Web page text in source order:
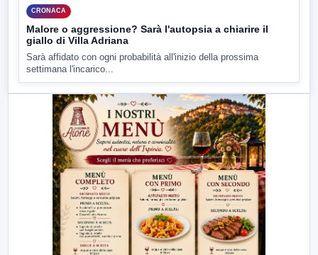
CRONACA
Malore o aggressione? Sarà l'autopsia a chiarire il
giallo di Villa Adriana
Sarà affidato con ogni probabilità all'inizio della prossima
settimana l'incarico...